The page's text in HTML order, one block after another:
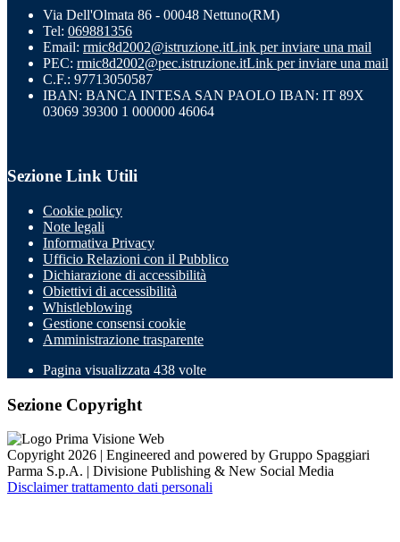
Via Dell'Olmata 86 - 00048 Nettuno(RM)
Tel: 069881356
Email: rmic8d2002@istruzione.itLink per inviare una mail
PEC: rmic8d2002@pec.istruzione.itLink per inviare una mail
C.F.: 97713050587
IBAN: BANCA INTESA SAN PAOLO IBAN: IT 89X
03069 39300 1 000000 46064
Sezione Link Utili
Cookie policy
Note legali
Informativa Privacy
Ufficio Relazioni con il Pubblico
Dichiarazione di accessibilità
Obiettivi di accessibilità
Whistleblowing
Gestione consensi cookie
Amministrazione trasparente
Pagina visualizzata 438 volte
Sezione Copyright
Copyright 2026 | Engineered and powered by Gruppo Spaggiari
Parma S.p.A. | Divisione Publishing & New Social Media
Disclaimer trattamento dati personali